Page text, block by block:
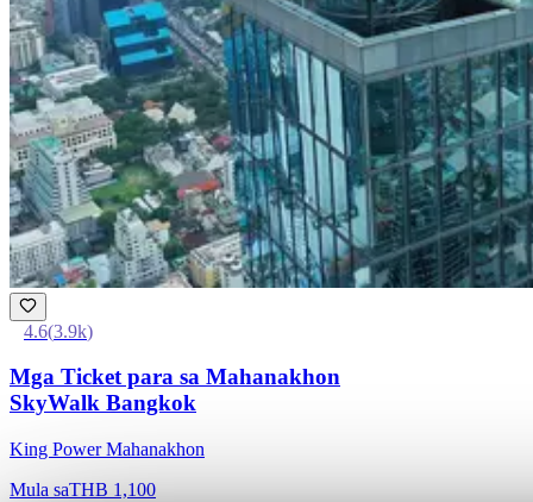
4.6(3.9k)
Mga Ticket para sa Mahanakhon
SkyWalk Bangkok
King Power Mahanakhon
Mula saTHB 1,100